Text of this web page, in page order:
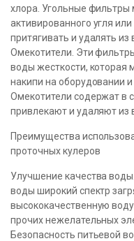
хлора. Угольные фильтры
активированного угля
притягивать и удалять из
Омекотители. Эти
воды жесткости, которая
накипи на оборудовании
Омекотители содержат в
привлекают и удаляют из
Преимущества
проточных кулеров
Улучшение качества
воды широкий спектр
высококачественную
прочих нежелательных
Безопасность питьевой